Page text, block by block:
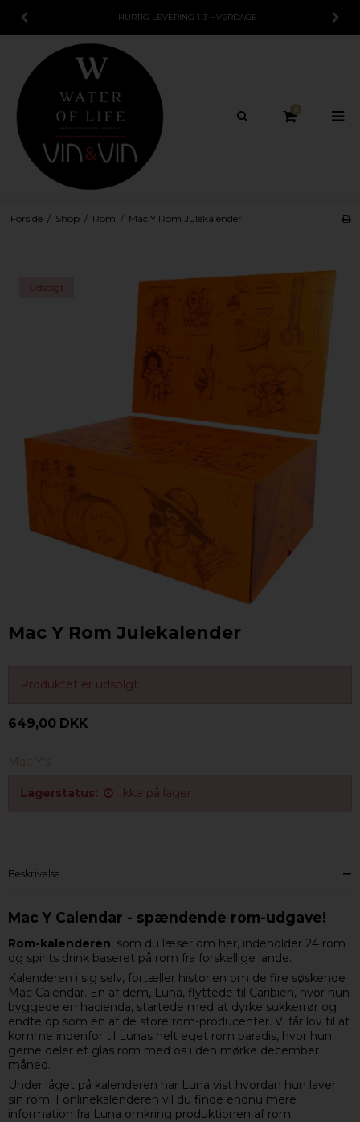
HURTIG LEVERING 1-3 HVERDAGE
0
Forside / Shop / Rom / Mac Y Rom Julekalender
Udsolgt
Mac Y Rom Julekalender
Produktet er udsolgt.
649,00 DKK
Mac Y's
Lagerstatus: Ikke på lager
Beskrivelse
Mac Y Calendar - spændende rom-udgave!
Rom-kalenderen, som du læser om her, indeholder 24 rom
og spirits drink baseret på rom fra forskellige lande.
Kalenderen i sig selv, fortæller historien om de fire søskende
Mac Calendar. En af dem, Luna, flyttede til Caribien, hvor hun
byggede en hacienda, startede med at dyrke sukkerrør og
endte op som en af de store rom-producenter. Vi får lov til at
komme indenfor til Lunas helt eget rom paradis, hvor hun
gerne deler et glas rom med os i den mørke december
måned.
Under låget på kalenderen har Luna vist hvordan hun laver
sin rom. I onlinekalenderen vil du finde endnu mere
information fra Luna omkring produktionen af rom.